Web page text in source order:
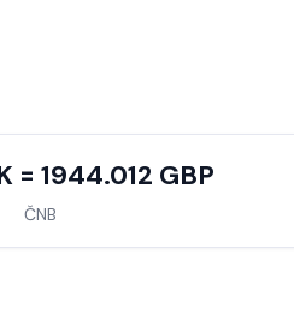
= 1944.012 GBP
ČNB